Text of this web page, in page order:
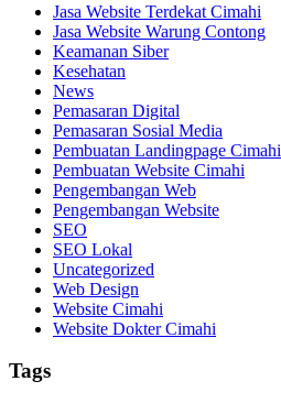
Jasa Website Terdekat Cimahi
Jasa Website Warung Contong
Keamanan Siber
Kesehatan
News
Pemasaran Digital
Pemasaran Sosial Media
Pembuatan Landingpage Cimahi
Pembuatan Website Cimahi
Pengembangan Web
Pengembangan Website
SEO
SEO Lokal
Uncategorized
Web Design
Website Cimahi
Website Dokter Cimahi
Tags